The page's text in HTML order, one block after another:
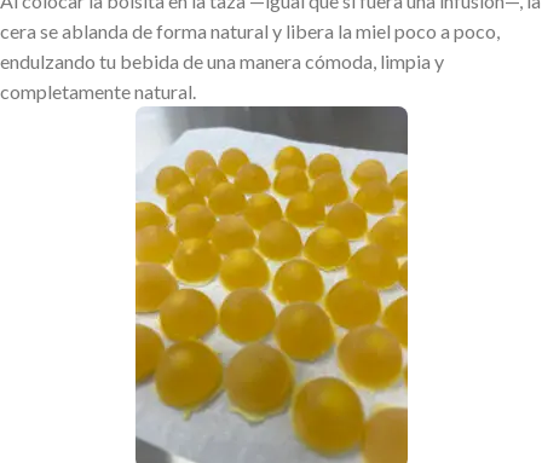
cera se ablanda de forma natural y libera la miel poco a poco,
endulzando tu bebida de una manera cómoda, limpia y
completamente natural.